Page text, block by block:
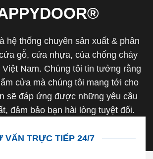
hệ thống chuyên sản xuất & phân
gỗ, cửa nhựa, của chống cháy
Nam. Chúng tôi tin tưởng rằng
cửa mà chúng tôi mang tới cho
sẽ đáp ứng được những yêu cầu
đảm bảo bạn hài lòng tuyệt đối.
VẤN TRỰC TIẾP 24/7